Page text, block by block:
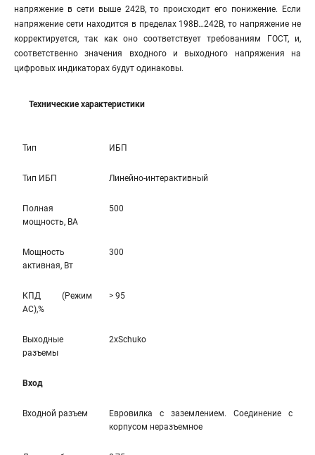
напряжение в сети выше 242В, то происходит его понижение. Если
напряжение сети находится в пределах 198В…242В, то напряжение не
корректируется, так как оно соответствует требованиям ГОСТ, и,
соответственно значения входного и выходного напряжения на
цифровых индикаторах будут одинаковы.
Технические характеристики
Тип ИБП
Тип ИБП Линейно-интерaктивный
Полная
мощность, ВА
500
Мощность
активная, Вт
300
КПД (Режим
AC),%
> 95
Выходные
разъемы
2xSchuko
Вход
Входной разъем
Евровилка с заземлением. Соединение с
корпусом неразъемное